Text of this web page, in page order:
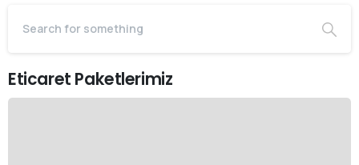
Eticaret Paketlerimiz